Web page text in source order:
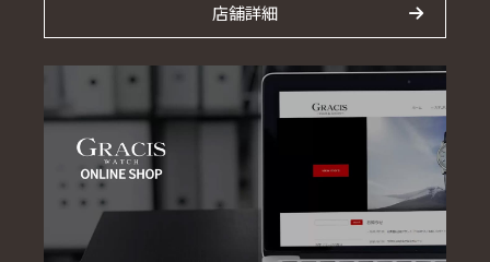
店舗詳細